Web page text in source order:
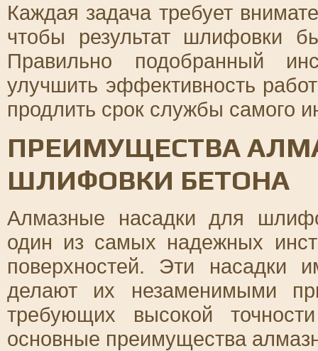
Каждая задача требует
чтобы результат шлифовки
Правильно подобранный
улучшить эффективность
продлить срок службы самого
ПРЕИМУЩЕСТВА
ШЛИФОВКИ БЕТОНА
Алмазные насадки для
один из самых надежных
поверхностей. Эти насадки
делают их незаменимыми
требующих высокой
основные преимущества